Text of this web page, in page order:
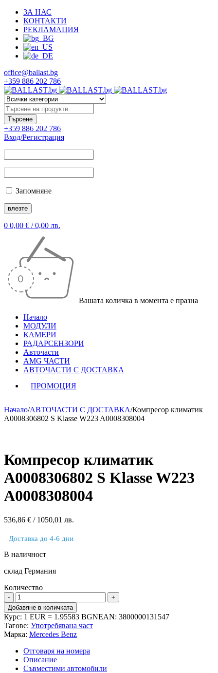
ЗА НАС
КОНТАКТИ
РЕКЛАМАЦИЯ
office@ballast.bg
+359 886 202 786
+359 886 202 786
Вход/Регистрация
Запомняне
0 0,00 € / 0,00 лв.
Вашата количка в момента е празна
Начало
МОДУЛИ
КАМЕРИ
РАДАРСЕНЗОРИ
Авточасти
AMG ЧАСТИ
АВТОЧАСТИ С ДОСТАВКА
ПРОМОЦИЯ
Начало/АВТОЧАСТИ С ДОСТАВКА/Компресор климатик
A0008306802 S Klasse W223 A0008308004
Компресор климатик
A0008306802 S Klasse W223
A0008308004
536,86 € / 1050,01 лв.
Доставка до 4-6 дни
В наличност
склад Германия
Количество
количество
за
Компресор
климатик
A0008306802
S
Klasse
W223
A0008308004
Добавяне в количката
Курс: 1 EUR = 1.95583 BGNEAN: 3800000131547
Тагове: Употребявана част
Марка: Mercedes Benz
Отговаря на номера
Описание
Съвместими автомобили